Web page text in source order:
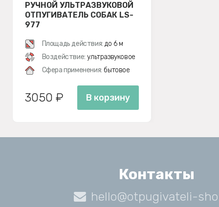
РУЧНОЙ УЛЬТРАЗВУКОВОЙ
ОТПУГИВАТЕЛЬ СОБАК LS-
977
Площадь действия: до 6 м
Воздействие: ультразвуковое
Сфера применения: бытовое
3050 ₽ В корзину
Контакты
hello@otpugivateli-